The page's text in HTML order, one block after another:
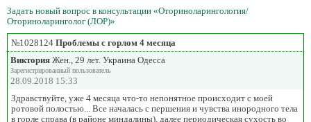
Задать новый вопрос в консультации «Оториноларингология/
Оториноларинголог (ЛОР)»
№1028124 Проблемы с горлом 4 месяца
Виктория Жен., 29 лет. Украина Одесса
Зарегистрированный пользователь
28.09.2018 15:33
Здравствуйте, уже 4 месяца что-то непонятное происходит с моей
ротовой полостью... Все началась с першения и чувства инородного тела
в горле справа (в районе миндалины), далее периодическая сухость во